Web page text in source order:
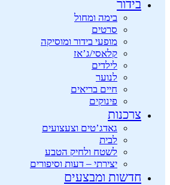
בידור
בימה ומחול
סרטים
מופעי בידור ומוסיקה
קלאסי/ג’אז
לילדים
לנוער
חיים בריאים
פינוקים
צרכנות
גאדג’טים וצעצועים
לבית
לשטח ולחיק הטבע
יצירתי – דעות וסיפורים
חדשות ומבצעים